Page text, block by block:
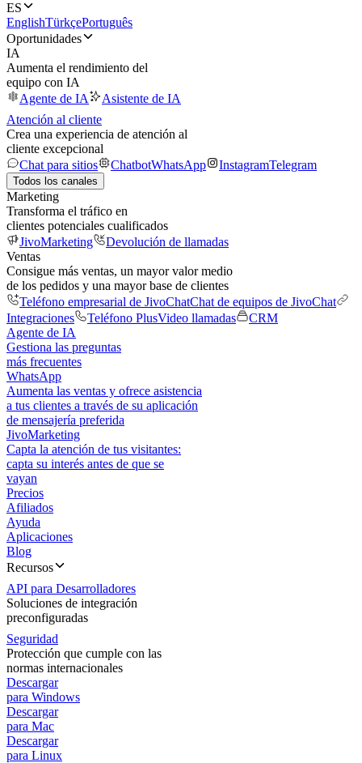
ES
EnglishTürkçePortuguês
Oportunidades
IA
Aumenta el rendimiento del
equipo con IA
Agente de IA
Asistente de IA
Atención al cliente
Crea una experiencia de atención al
cliente excepcional
Chat para sitios
ChatbotWhatsApp InstagramTelegram
Todos los canales
Marketing
Transforma el tráfico en
clientes potenciales cualificados
JivoMarketing
Devolución de llamadas
Ventas
Consigue más ventas, un mayor valor medio
de los pedidos y una mayor base de clientes
Teléfono empresarial de JivoChatChat de equipos de JivoChat
Integraciones
Teléfono PlusVideo llamadas
CRM
Agente de IA
Gestiona las preguntas
más frecuentes
WhatsApp
Aumenta las ventas y ofrece asistencia
a tus clientes a través de su aplicación
de mensajería preferida
JivoMarketing
Capta la atención de tus visitantes:
capta su interés antes de que se
vayan
Precios
Afiliados
Ayuda
Aplicaciones
Blog
Recursos
API para Desarrolladores
Soluciones de integración
preconfiguradas
Seguridad
Protección que cumple con las
normas internacionales
Descargar
para Windows
Descargar
para Mac
Descargar
para Linux